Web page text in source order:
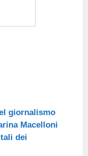
giornalismo
Macelloni
dei